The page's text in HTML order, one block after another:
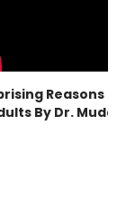
Reasons
By Dr.